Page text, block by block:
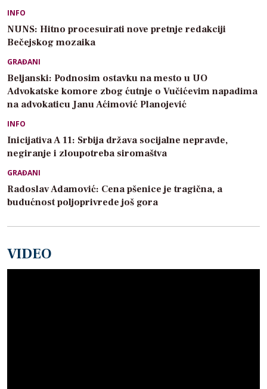
INFO
NUNS: Hitno procesuirati nove pretnje redakciji
Bečejskog mozaika
GRAĐANI
Beljanski: Podnosim ostavku na mesto u UO
Advokatske komore zbog ćutnje o Vučićevim napadima
na advokaticu Janu Aćimović Planojević
INFO
Inicijativa A 11: Srbija država socijalne nepravde,
negiranje i zloupotreba siromaštva
GRAĐANI
Radoslav Adamović: Cena pšenice je tragična, a
budućnost poljoprivrede još gora
VIDEO